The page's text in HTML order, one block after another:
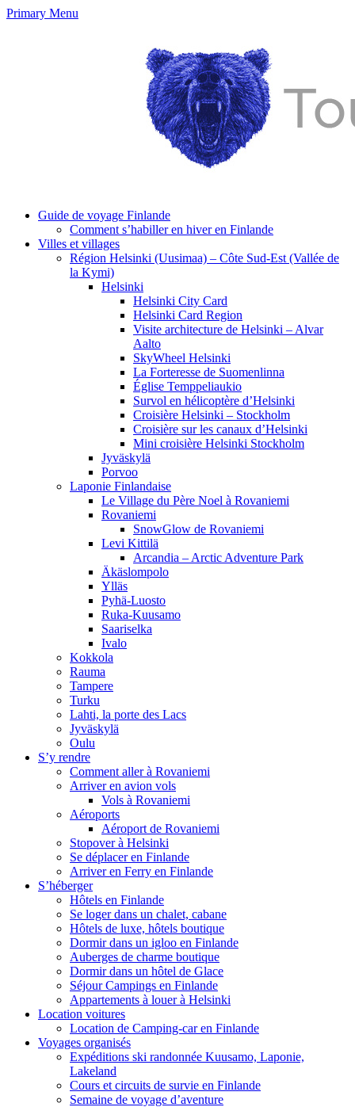
Primary Menu
Guide de voyage Finlande
Comment s’habiller en hiver en Finlande
Villes et villages
Région Helsinki (Uusimaa) – Côte Sud-Est (Vallée de
la Kymi)
Helsinki
Helsinki City Card
Helsinki Card Region
Visite architecture de Helsinki – Alvar
Aalto
SkyWheel Helsinki
La Forteresse de Suomenlinna
Église Temppeliaukio
Survol en hélicoptère d’Helsinki
Croisière Helsinki – Stockholm
Croisière sur les canaux d’Helsinki
Mini croisière Helsinki Stockholm
Jyväskylä
Porvoo
Laponie Finlandaise
Le Village du Père Noel à Rovaniemi
Rovaniemi
SnowGlow de Rovaniemi
Levi Kittilä
Arcandia – Arctic Adventure Park
Äkäslompolo
Ylläs
Pyhä-Luosto
Ruka-Kuusamo
Saariselka
Ivalo
Kokkola
Rauma
Tampere
Turku
Lahti, la porte des Lacs
Jyväskylä
Oulu
S’y rendre
Comment aller à Rovaniemi
Arriver en avion vols
Vols à Rovaniemi
Aéroports
Aéroport de Rovaniemi
Stopover à Helsinki
Se déplacer en Finlande
Arriver en Ferry en Finlande
S’héberger
Hôtels en Finlande
Se loger dans un chalet, cabane
Hôtels de luxe, hôtels boutique
Dormir dans un igloo en Finlande
Auberges de charme boutique
Dormir dans un hôtel de Glace
Séjour Campings en Finlande
Appartements à louer à Helsinki
Location voitures
Location de Camping-car en Finlande
Voyages organisés
Expéditions ski randonnée Kuusamo, Laponie,
Lakeland
Cours et circuits de survie en Finlande
Semaine de voyage d’aventure